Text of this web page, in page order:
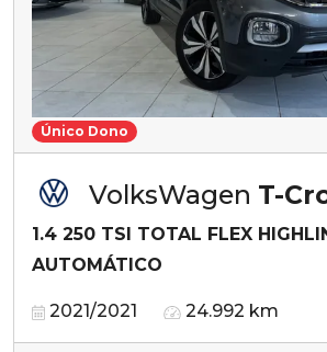
Único Dono
VolksWagen T-
1.4 250 TSI TOTAL FLEX
AUTOMÁTICO
2021/2021 24.992 km